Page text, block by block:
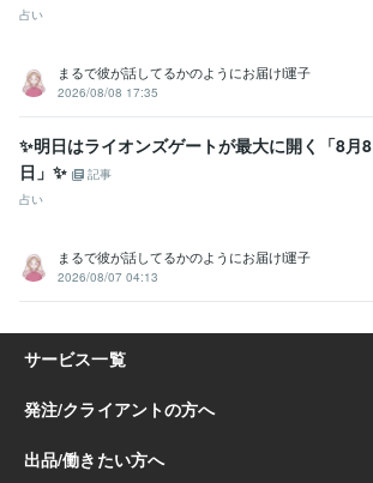
占い
まるで彼が話してるかのようにお届けl運子
2026/08/08 17:35
✨明日はライオンズゲートが最大に開く「8月8
日」✨
記事
占い
まるで彼が話してるかのようにお届けl運子
2026/08/07 04:13